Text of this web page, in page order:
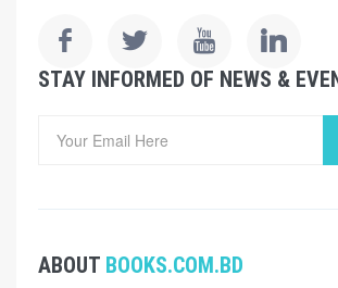
STAY INFORMED OF NEWS &
ABOUT BOOKS.COM.BD